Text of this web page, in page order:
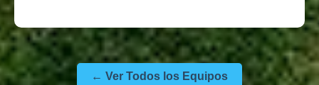
← Ver Todos los Equipos